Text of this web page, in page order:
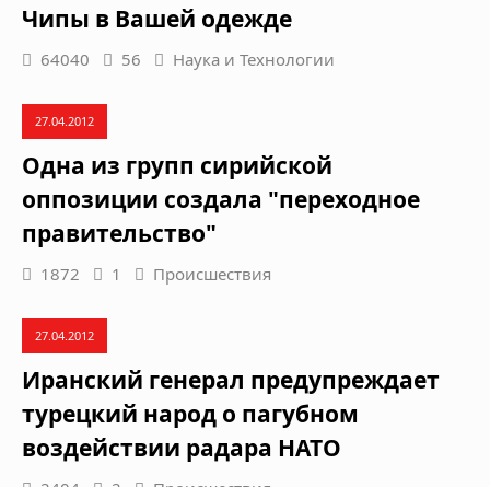
Чипы в Вашей одежде
64040 56 Наука и Технологии
27.04.2012
Одна из групп сирийской
оппозиции создала "переходное
правительство"
1872 1 Происшествия
27.04.2012
Иранский генерал предупреждает
турецкий народ о пагубном
воздействии радара НАТО